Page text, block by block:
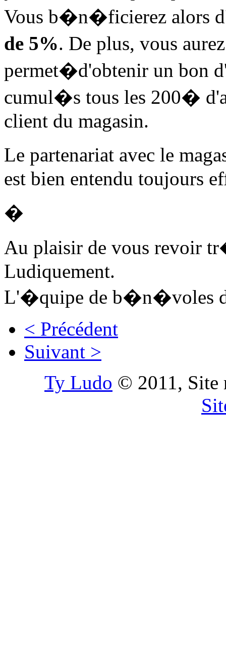
Vous b�n�ficierez alors
de 5%. De plus, vous
permet�d'obtenir un bon
cumul�s tous les 200�
client du magasin.
Le partenariat avec le
est bien entendu toujours
�
Au plaisir de vous revoir
Ludiquement.
L'�quipe de b�n�voles
< Précédent
Suivant >
Ty Ludo © 2011, Site